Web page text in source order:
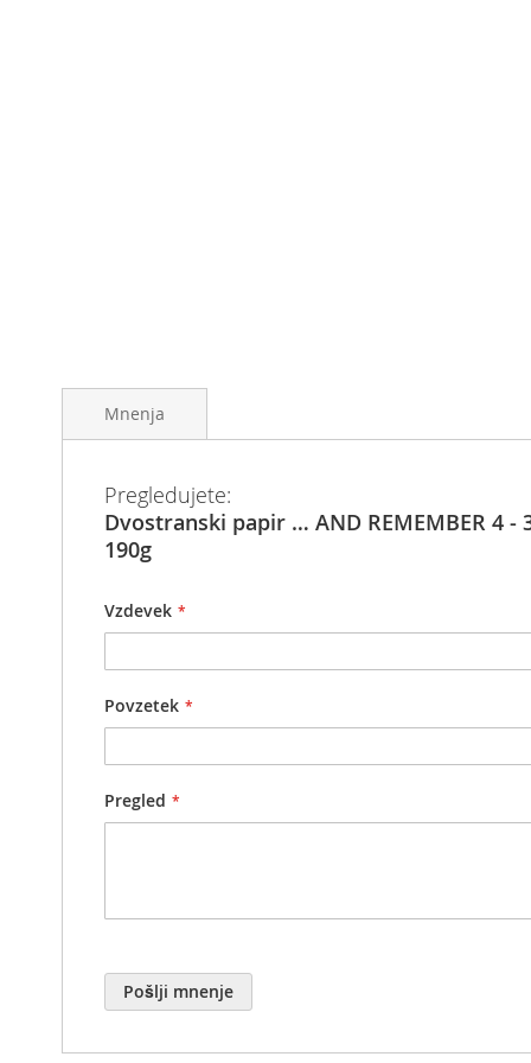
na
začetek
galerije
Mnenja
Pregledujete:
Dvostranski papir … AND REMEMBER 4 -
190g
Vzdevek
Povzetek
Pregled
Pošlji mnenje